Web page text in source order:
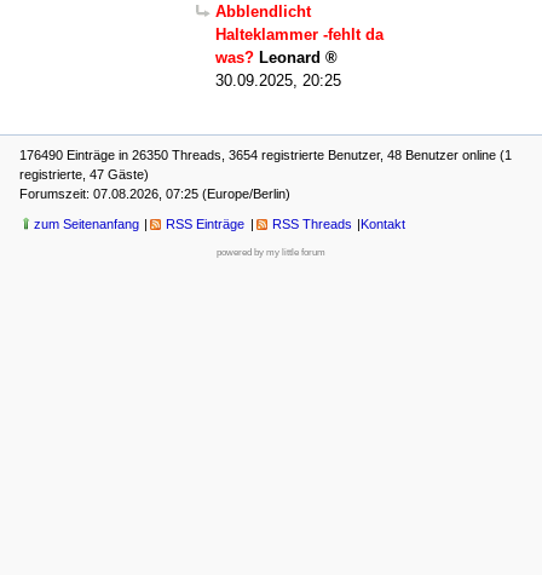
Abblendlicht
Halteklammer -fehlt da
was? Leonard
30.09.2025, 20:25
176490 Einträge in 26350 Threads, 3654 registrierte Benutzer, 48 Benutzer online (1
registrierte, 47 Gäste)
Forumszeit: 07.08.2026, 07:25 (Europe/Berlin)
zum Seitenanfang RSS Einträge RSS Threads Kontakt
powered by my little forum